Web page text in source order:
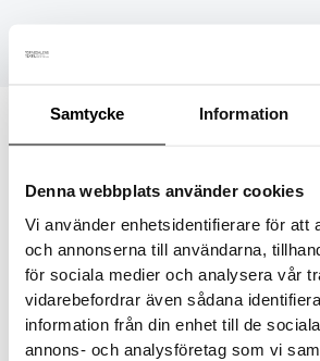
Samtycke Information
Denna webbplats använder cookies
Vi använder enhetsidentifierare för att
och annonserna till användarna,
för sociala medier och analysera vår
vidarebefordrar även sådana
information från din enhet till de
annons- och analysföretag som vi
innehåll
9821-171-4
Avdanielvittikko/9 juni, 2026
FÖREGÅENDE